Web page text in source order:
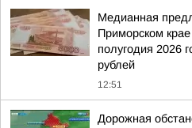
Медианная
Приморском
полугодия 2026
рублей
12:51
Дорожная